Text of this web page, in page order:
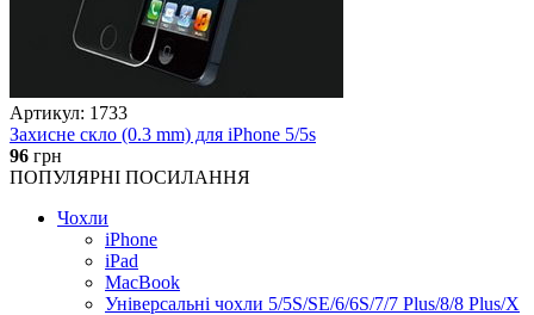
Артикул: 1733
Захисне скло (0.3 mm) для iPhone 5/5s
96 грн
ПОПУЛЯРНІ ПОСИЛАННЯ
Чохли
iPhone
iPad
MacBook
Універсальні чохли 5/5S/SE/6/6S/7/7 Plus/8/8 Plus/X